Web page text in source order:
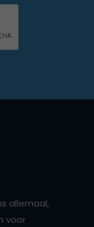
allemaal,
voor